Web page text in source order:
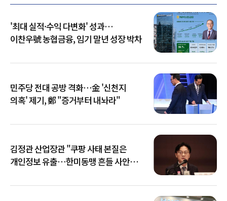
'최대 실적·수익 다변화' 성과…
이찬우號 농협금융, 임기 말년 성장 박차
민주당 전대 공방 격화…金 '신천지
의혹' 제기, 鄭 "증거부터 내놔라"
김정관 산업장관 "쿠팡 사태 본질은
개인정보 유출…한미동맹 흔들 사안